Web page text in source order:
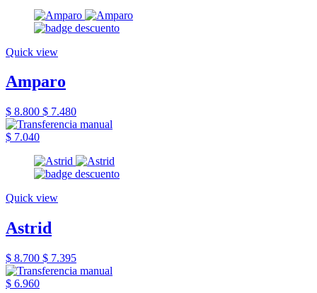
Quick view
Amparo
$ 8.800 $ 7.480
$ 7.040
Quick view
Astrid
$ 8.700 $ 7.395
$ 6.960